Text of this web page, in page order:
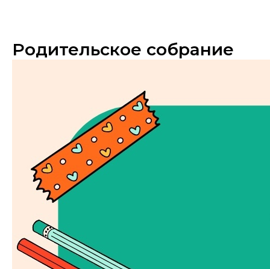
Родительское собрание